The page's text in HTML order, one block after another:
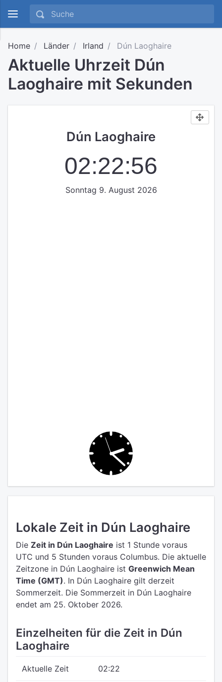
Home Länder Irland Dún Laoghaire
Aktuelle Uhrzeit Dún
Laoghaire mit Sekunden
Dún Laoghaire
02:22:57
Sonntag 9. August 2026
Lokale Zeit in Dún Laoghaire
Die Zeit in Dún Laoghaire ist 1 Stunde voraus
UTC und 5 Stunden voraus Columbus. Die aktuelle
Zeitzone in Dún Laoghaire ist Greenwich Mean
Time (GMT). In Dún Laoghaire gilt derzeit
Sommerzeit. Die Sommerzeit in Dún Laoghaire
endet am 25. Oktober 2026.
Einzelheiten für die Zeit in Dún
Laoghaire
Aktuelle Zeit 02:22